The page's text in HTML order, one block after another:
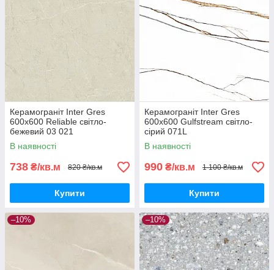
Керамограніт Inter Gres
600x600 Reliable світло-
бежевий 03 021
В наявності
738 ₴/кв.м 820 ₴/кв.м
Купити
Керамограніт Inter Gres
600x600 Gulfstream світло-
сірий 071L
В наявності
990 ₴/кв.м 1 100 ₴/кв.м
Купити
–10% –10%